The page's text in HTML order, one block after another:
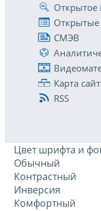
Открытое
СМЭВ
Карта
RSS
Цвет шрифта и
Обычный
Контрастный
Инверсия
Комфортный